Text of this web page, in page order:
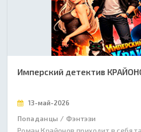
Имперский детектив
13-май-2026
Попаданцы / Фэнтэзи
Роман Крайонов приходит в себя